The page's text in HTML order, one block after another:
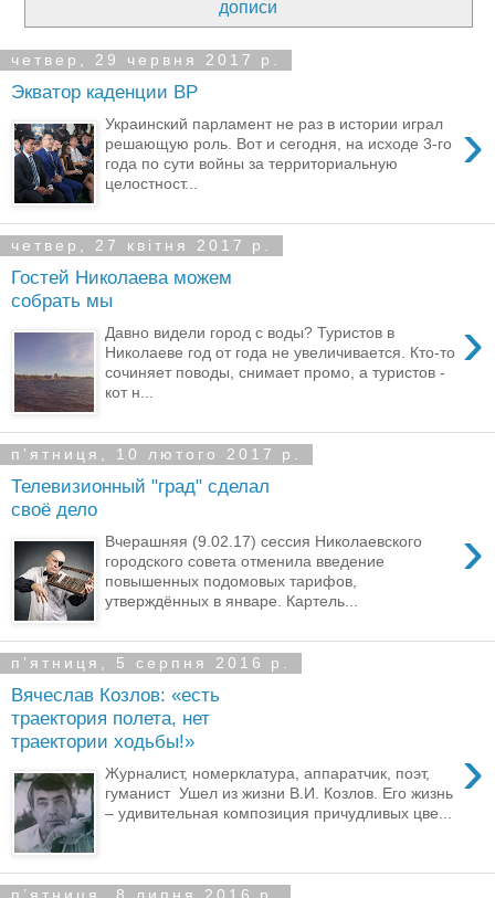
дописи
четвер, 29 червня 2017 р.
Экватор каденции ВР
›
Украинский парламент не раз в истории играл
решающую роль. Вот и сегодня, на исходе 3-го
года по сути войны за территориальную
целостност...
четвер, 27 квітня 2017 р.
Гостей Николаева можем
собрать мы
›
Давно видели город с воды? Туристов в
Николаеве год от года не увеличивается. Кто-то
сочиняет поводы, снимает промо, а туристов -
кот н...
пʼятниця, 10 лютого 2017 р.
Телевизионный "град" сделал
своё дело
›
Вчерашняя (9.02.17) сессия Николаевского
городского совета отменила введение
повышенных подомовых тарифов,
утверждённых в январе. Картель...
пʼятниця, 5 серпня 2016 р.
Вячеслав Козлов: «есть
траектория полета, нет
траектории ходьбы!»
›
Журналист, номерклатура, аппаратчик, поэт,
гуманист Ушел из жизни В.И. Козлов. Его жизнь
– удивительная композиция причудливых цве...